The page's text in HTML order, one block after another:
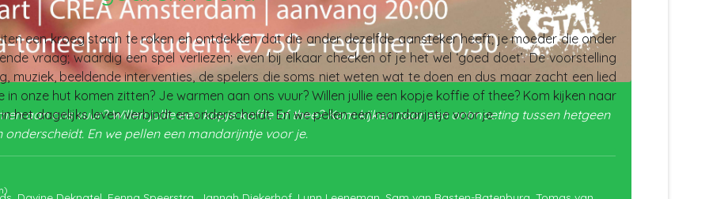
aan ons vuur? Willen jullie een kopje koffie of thee? Kom kijken naar een ontmoeting tussen hetgeen
En we pellen een mandarijntje voor je.
een kroeg staan te roken en ontdekken dat die ander dezelfde aansteker heeft; je moeder die onder
vraag; waardig een spel verliezen; even bij elkaar checken of je het wel ‘goed doet’. De voorstelling
muziek, beeldende interventies, de spelers die soms niet weten wat te doen en dus maar zacht een lied
in onze hut komen zitten? Je warmen aan ons vuur? Willen jullie een kopje koffie of thee? Kom kijken naar
het dagelijks leven verbindt en onderscheidt. En we pellen een mandarijntje voor je.